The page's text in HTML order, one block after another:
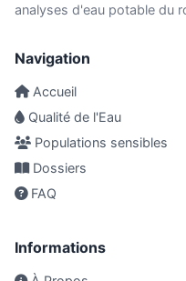
analyses d'eau potable du
Navigation
Accueil
Qualité de l'Eau
Populations sensibles
Dossiers
FAQ
Informations